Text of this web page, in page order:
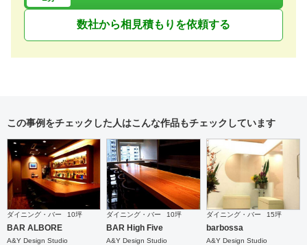
数社から相見積もりを依頼する
この事例をチェックした人はこんな作品もチェックしています
ダイニング・バー 10坪
BAR ALBORE
A&Y Design Studio
ダイニング・バー 10坪
BAR High Five
A&Y Design Studio
ダイニング・バー 15坪
barbossa
A&Y Design Studio